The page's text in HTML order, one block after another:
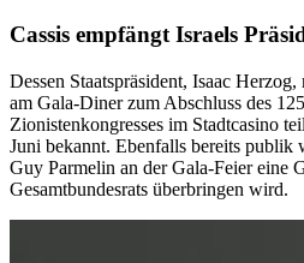
Cassis empfängt Israels
Dessen Staatspräsident, Isaac
am Gala-Diner zum Abschluss des
Zionistenkongresses im Stadtcasino
Juni bekannt. Ebenfalls bereits publik
Guy Parmelin an der Gala-Feier eine
Gesamtbundesrats überbringen wird.